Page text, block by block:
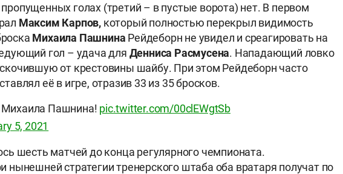
голах (третий – в пустые ворота) нет. В первом
Максим Карпов, который полностью перекрыл видимость
Михаила Пашнина Рейдеборн не увидел и среагировать на
гол – удача для Денниса Расмусена. Нападающий ловко
от крестовины шайбу. При этом Рейдеборн часто
её в игре, отразив 33 из 35 бросков.
Пашнина! pic.twitter.com/00clEWgtSb
5, 2021
шесть матчей до конца регулярного чемпионата.
нынешней стратегии тренерского штаба оба вратаря получат по